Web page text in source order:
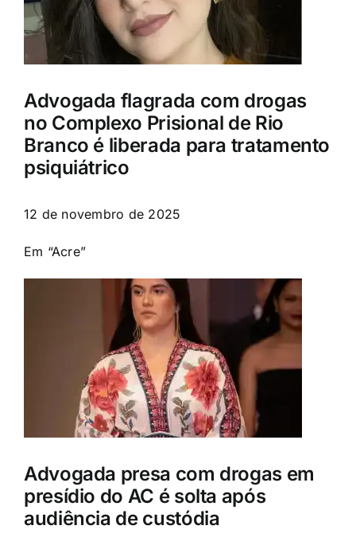
Advogada flagrada com drogas
no Complexo Prisional de Rio
Branco é liberada para tratamento
psiquiátrico
12 de novembro de 2025
Em “Acre”
Advogada presa com drogas em
presídio do AC é solta após
audiência de custódia